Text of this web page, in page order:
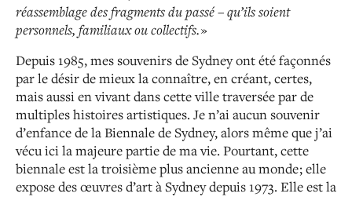
réassemblagedes fragments du passé – qu’ils soient
personnels, familiaux ou collectifs.»
Depuis 1985, mes souvenirs de Sydney ont été façonnés
par le désir de mieux la connaître, en créant, certes,
maisaussi en vivant dans cette ville traversée par de
multiples histoires artistiques. Je n’ai aucun souvenir
d’enfance de laBiennale de Sydney, alors même que j’ai
vécu ici la majeurepartie de ma vie. Pourtant, cette
biennale est la troisième plus ancienne au monde ; elle
expose des œuvres d’art à Sydney depuis 1973. Elle est la